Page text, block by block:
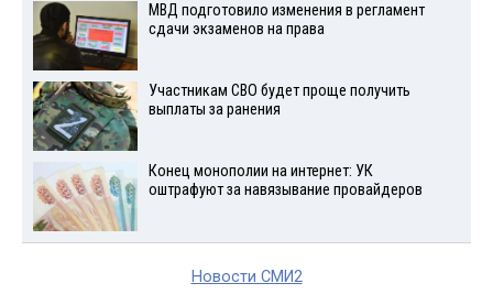
МВД подготовило изменения в регламент
сдачи экзаменов на права
Участникам СВО будет проще получить
выплаты за ранения
Конец монополии на интернет: УК
оштрафуют за навязывание провайдеров
Новости СМИ2